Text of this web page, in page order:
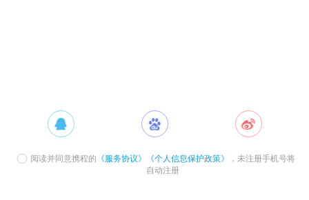
阅读并同意携程的 《服务协议》 《个人信息保护政策》
，未注册手机号将
自动注册